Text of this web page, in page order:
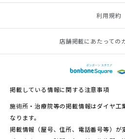
利用規約
店舗掲載にあたっての
掲載している情報に関する注意事項
施術所・治療院等の掲載情報はダイヤ工
なります。
掲載情報（屋号、住所、電話番号等）が